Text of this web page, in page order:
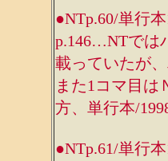
●NTp.60/単行
p.146…NTでは
載っていたが
また1コマ目は
方、単行本/
●NTp.61/単行